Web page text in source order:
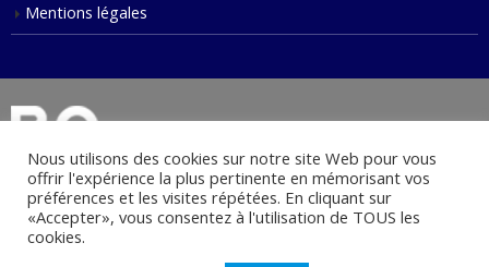
Mentions légales
© Copyright 2021. Tous droits réservés.
Nous utilisons des cookies sur notre site Web pour vous
offrir l'expérience la plus pertinente en mémorisant vos
préférences et les visites répétées. En cliquant sur
«Accepter», vous consentez à l'utilisation de TOUS les
cookies.